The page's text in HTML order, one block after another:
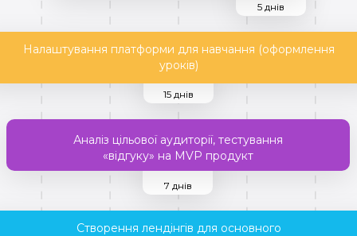
5 днів
7 днів
15 днів
Аналіз цільової аудиторії, тестування
«відгуку» на MVP продукт
Налаштування платформи для навчання (оформлення
уроків)
Створення лендінгів для основного